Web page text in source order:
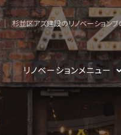
| 杉並区アズ建設のリノベーションブ
リノベーションメニュー